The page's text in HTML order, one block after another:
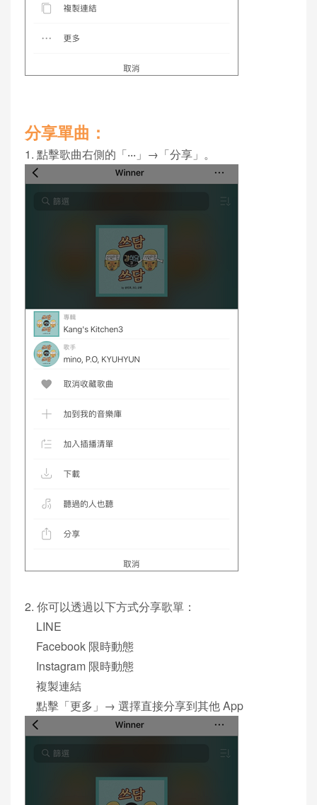
分享單曲：
1. 點擊歌曲右側的「‧‧‧」→「分享」。
2. 你可以透過以下方式分享歌單：
LINE
Facebook 限時動態
Instagram 限時動態
複製連結
點擊「更多」→ 選擇直接分享到其他 App